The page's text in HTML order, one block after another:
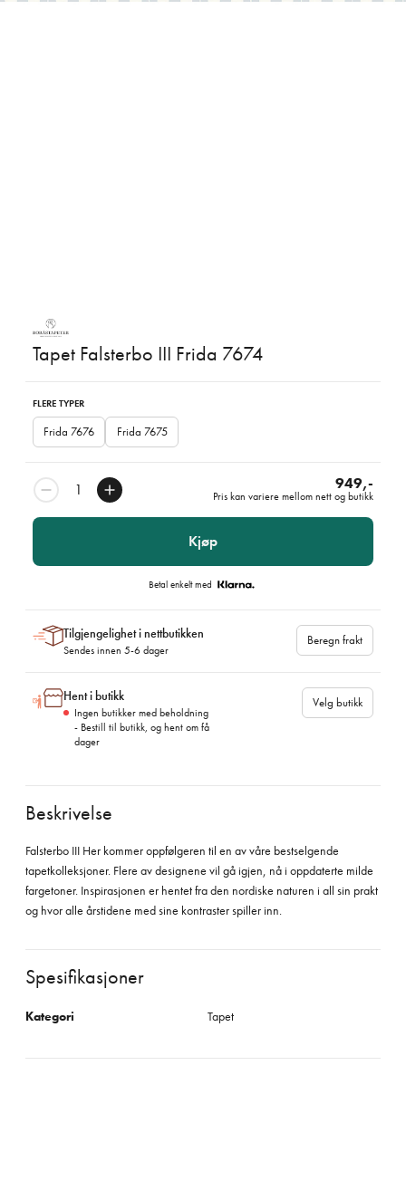
Tapet Falsterbo III Frida 7674
FLERE TYPER
Frida 7676 Frida 7675
949,-
Pris kan variere mellom nett og butikk
Kjøp
Betal enkelt med
Tilgjengelighet i nettbutikken
Sendes innen 5-6 dager
Beregn frakt
Hent i butikk
Ingen butikker med beholdning
- Bestill til butikk, og hent om få
dager
Velg butikk
Beskrivelse
Falsterbo III Her kommer oppfølgeren til en av våre bestselgende
tapetkolleksjoner. Flere av designene vil gå igjen, nå i oppdaterte milde
fargetoner. Inspirasjonen er hentet fra den nordiske naturen i all sin prakt
og hvor alle årstidene med sine kontraster spiller inn.
Spesifikasjoner
Kategori Tapet